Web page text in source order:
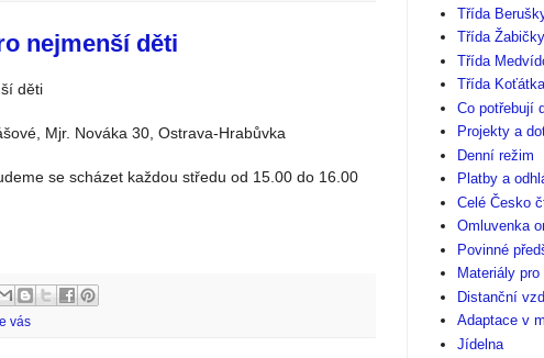
nejmenší děti
děti
Mjr. Nováka 30, Ostrava-Hrabůvka
se scházet každou středu od 15.00 do 16.00
vás
Třída
Třída Žabičky
Třída
Třída
Co potřebují
Projekty a
Denní režim
Platby a
Celé Česko
Omluvenka
Povinné
Materiály
Distanční
Adaptace v
Jídelna